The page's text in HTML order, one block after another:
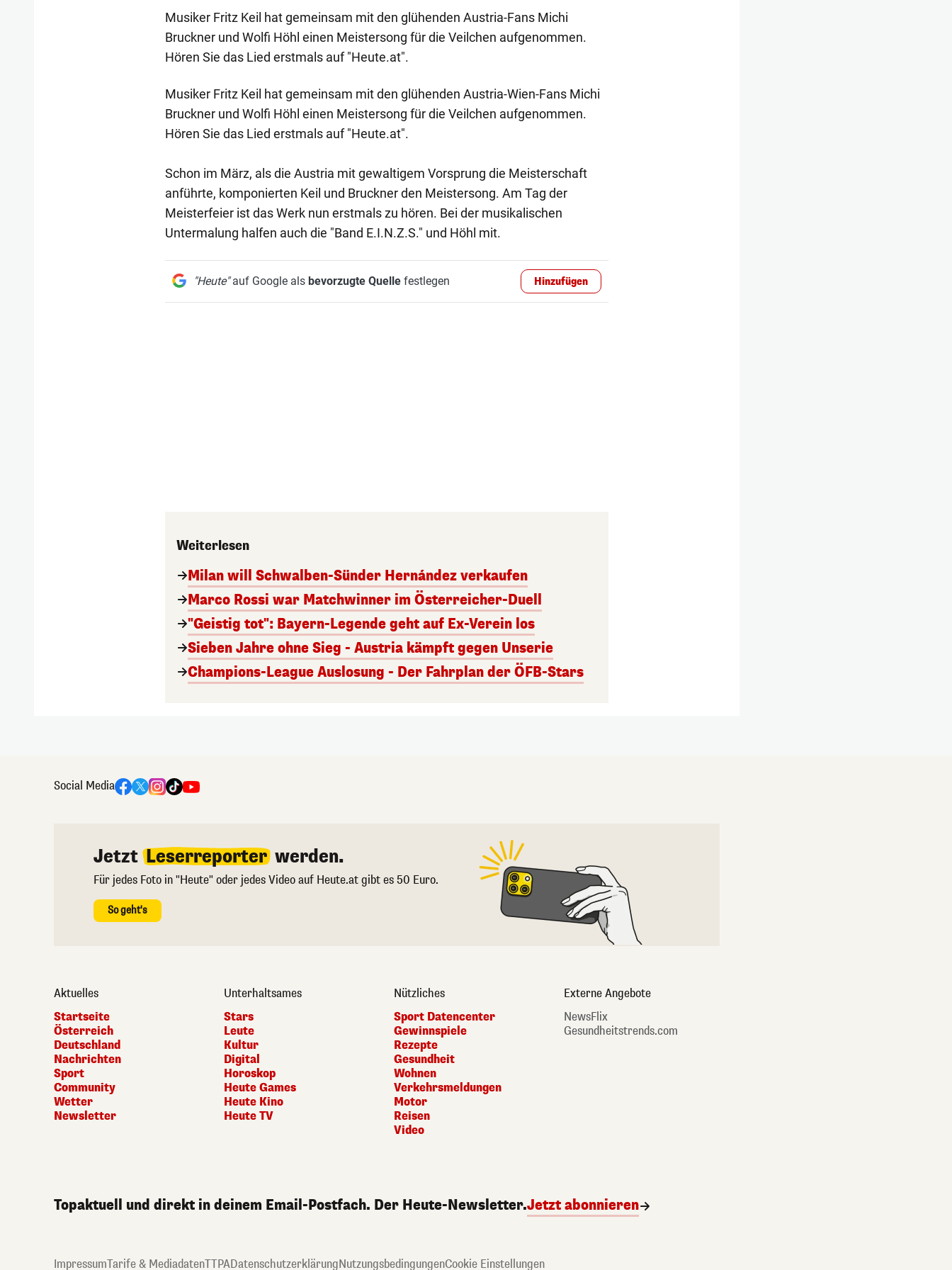
Musiker Fritz Keil hat gemeinsam mit den glühenden Austria-Fans Michi
Bruckner und Wolfi Höhl einen Meistersong für die Veilchen aufgenommen.
Hören Sie das Lied erstmals auf "Heute.at".
Musiker Fritz Keil hat gemeinsam mit den glühenden Austria-Wien-Fans Michi
Bruckner und Wolfi Höhl einen Meistersong für die Veilchen aufgenommen.
Hören Sie das Lied erstmals auf "Heute.at".
Schon im März, als die Austria mit gewaltigem Vorsprung die Meisterschaft
anführte, komponierten Keil und Bruckner den Meistersong. Am Tag der
Meisterfeier ist das Werk nun erstmals zu hören. Bei der musikalischen
Untermalung halfen auch die "Band E.I.N.Z.S." und Höhl mit.
"Heute"auf Google als bevorzugte Quellefestlegen Hinzufügen
Weiterlesen
Milan will Schwalben-Sünder Hernández verkaufen
Marco Rossi war Matchwinner im Österreicher-Duell
"Geistig tot": Bayern-Legende geht auf Ex-Verein los
Sieben Jahre ohne Sieg - Austria kämpft gegen Unserie
Champions-League Auslosung - Der Fahrplan der ÖFB-Stars
Social Media
Jetzt Leserreporter werden.
Für jedes Foto in "Heute" oder jedes Video auf Heute.at gibt es 50 Euro.
So geht's
Aktuelles
Startseite
Österreich
Deutschland
Nachrichten
Sport
Community
Wetter
Newsletter
Unterhaltsames
Stars
Leute
Kultur
Digital
Horoskop
Heute Games
Heute Kino
Heute TV
Nützliches
Sport Datencenter
Gewinnspiele
Rezepte
Gesundheit
Wohnen
Verkehrsmeldungen
Motor
Reisen
Video
Externe Angebote
NewsFlix
Gesundheitstrends.com
Topaktuell und direkt in deinem Email-Postfach. Der Heute-Newsletter.Jetzt abonnieren
ImpressumTarife & MediadatenTTPADatenschutzerklärungNutzungsbedingungenCookie Einstellungen